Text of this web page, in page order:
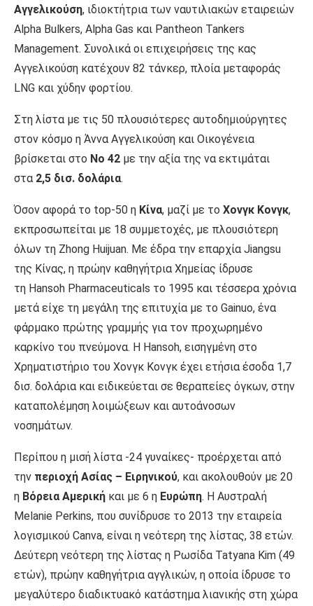
Αγγελικούση, ιδιοκτήτρια των ναυτιλιακών εταιρειών
Alpha Bulkers, Alpha Gas και Pantheon Tankers
Management. Συνολικά οι επιχειρήσεις της κας
Αγγελικούση κατέχουν 82 τάνκερ, πλοία μεταφοράς
LNG και χύδην φορτίου.
Στη λίστα με τις 50 πλουσιότερες αυτοδημιούργητες
στον κόσμο η Άννα Αγγελικούση και Οικογένεια
βρίσκεται στο Νο 42 με την αξία της να εκτιμάται
στα 2,5 δισ. δολάρια.
Όσον αφορά το top-50 η Κίνα, μαζί με το Χονγκ Κονγκ,
εκπροσωπείται με 18 συμμετοχές, με πλουσιότερη
όλων τη Zhong Huijuan. Με έδρα την επαρχία Jiangsu
της Κίνας, η πρώην καθηγήτρια Χημείας ίδρυσε
τη Hansoh Pharmaceuticals το 1995 και τέσσερα χρόνια
μετά είχε τη μεγάλη της επιτυχία με το Gainuo, ένα
φάρμακο πρώτης γραμμής για τον προχωρημένο
καρκίνο του πνεύμονα. Η Hansoh, εισηγμένη στο
Χρηματιστήριο του Χονγκ Κονγκ έχει ετήσια έσοδα 1,7
δισ. δολάρια και ειδικεύεται σε θεραπείες όγκων, στην
καταπολέμηση λοιμώξεων και αυτοάνοσων
νοσημάτων.
Περίπου η μισή λίστα -24 γυναίκες- προέρχεται από
την περιοχή Ασίας – Ειρηνικού, και ακολουθούν με 20
η Βόρεια Αμερική και με 6 η Ευρώπη. Η Αυστραλή
Melanie Perkins, που συνίδρυσε το 2013 την εταιρεία
λογισμικού Canva, είναι η νεότερη της λίστας, 38 ετών.
Δεύτερη νεότερη της λίστας η Ρωσίδα Tatyana Kim (49
ετών), πρώην καθηγήτρια αγγλικών, η οποία ίδρυσε το
μεγαλύτερο διαδικτυακό κατάστημα λιανικής στη χώρα